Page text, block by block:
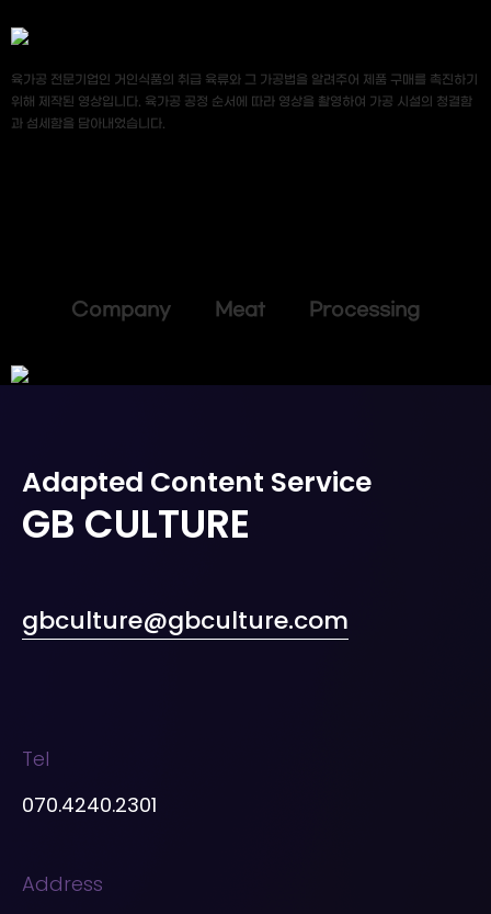
육가공 전문기업인 거인식품의 취급 육류와 그 가공법을 알려주어 제품 구매를 촉진하기
위해 제작된 영상입니다. 육가공 공정 순서에 따라 영상을 촬영하여 가공 시설의 청결함
과 섬세함을 담아내었습니다.
Company Meat Processing
Adapted Content Service
GB CULTURE
gbculture@gbculture.com
Tel
070.4240.2301
Address